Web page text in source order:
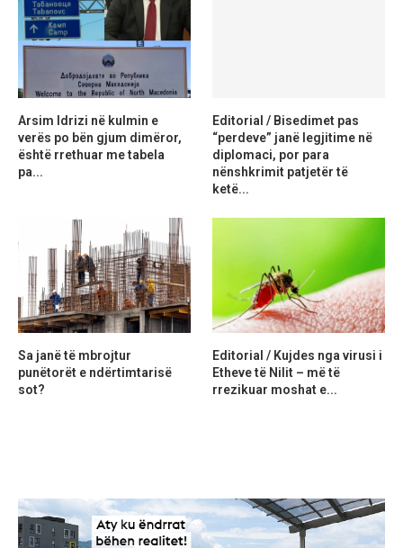
Arsim Idrizi në kulmin e
verës po bën gjum dimëror,
është rrethuar me tabela
pa...
Editorial / Bisedimet pas
“perdeve” janë legjitime në
diplomaci, por para
nënshkrimit patjetër të
ketë...
Sa janë të mbrojtur
punëtorët e ndërtimtarisë
sot?
Editorial / Kujdes nga virusi i
Etheve të Nilit – më të
rrezikuar moshat e...